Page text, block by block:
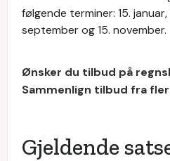
følgende terminer: 15. januar,
september og 15. november.
Ønsker du tilbud på
Sammenlign tilbud fra
Gjeldende